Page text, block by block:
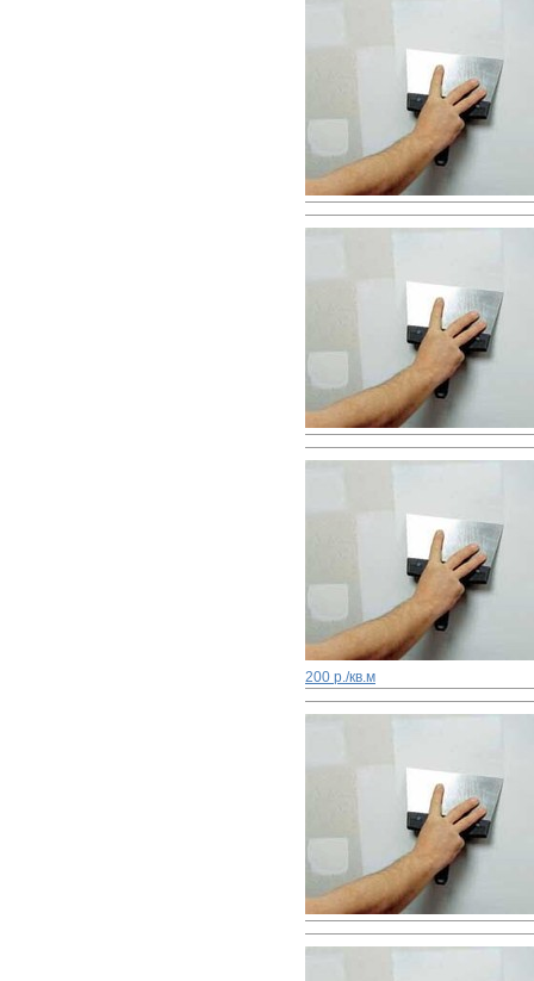
200 р./кв.м